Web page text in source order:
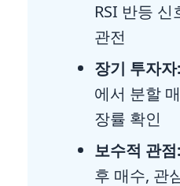
RSI 반등
관전
장기 투자자:
에서 분할
장률 확인
보수적 관점:
후 매수, 관